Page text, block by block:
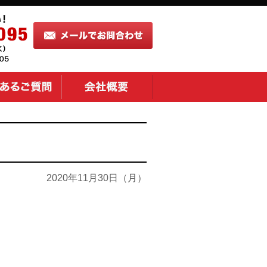
2020年11月30日（月）